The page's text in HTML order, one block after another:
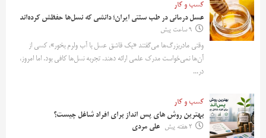
کسب و کار
عسل درمانی در طب سنتی ایران؛ دانشی که نسل‌ها حفظش کرده‌اند
9 ساعت پیش
وقتی مادربزرگ‌ها می‌گفتند «یک قاشق عسل با آب ولرم بخور»، کسی از
آن‌ها نمی‌خواست مدرک علمی ارائه دهند. تجربه نسل‌ها کافی بود. اما امروز،
در...
کسب و کار
بهترین روش‌ های پس‌ انداز برای افراد شاغل چیست؟
2 هفته پیش
علی مردی